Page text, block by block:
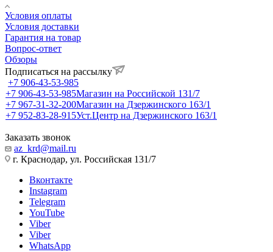
Условия оплаты
Условия доставки
Гарантия на товар
Вопрос-ответ
Обзоры
Подписаться на рассылку
+7 906-43-53-985
+7 906-43-53-985Магазин на Российской 131/7
+7 967-31-32-200Магазин на Дзержинского 163/1
+7 952-83-28-915Уст.Центр на Дзержинского 163/1
Заказать звонок
az_krd@mail.ru
г. Краснодар, ул. Российская 131/7
Вконтакте
Instagram
Telegram
YouTube
Viber
Viber
WhatsApp